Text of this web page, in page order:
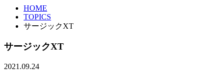
HOME
TOPICS
サージックXT
サージックXT
2021.09.24